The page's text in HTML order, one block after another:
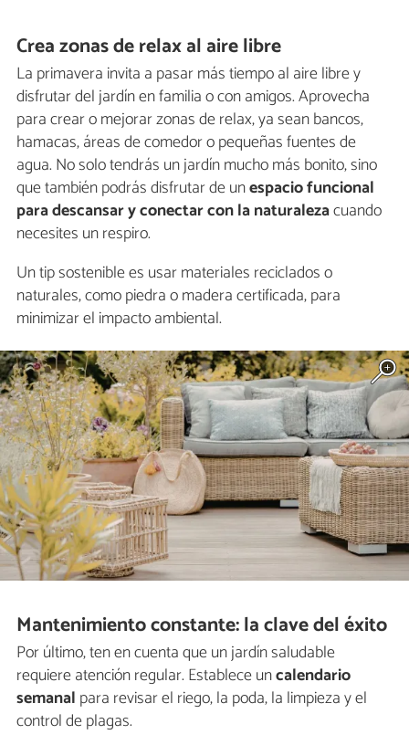
Crea zonas de relax al aire libre
La primavera invita a pasar más tiempo al aire libre y
disfrutar del jardín en familia o con amigos. Aprovecha
para crear o mejorar zonas de relax, ya sean bancos,
hamacas, áreas de comedor o pequeñas fuentes de
agua. No solo tendrás un jardín mucho más bonito, sino
que también podrás disfrutar de unespacio funcional
para descansar y conectar con la naturalezacuando
necesites un respiro.
Un tip sostenible es usar materiales reciclados o
naturales, como piedra o madera certificada, para
minimizar el impacto ambiental.
Mantenimiento constante: la clave del éxito
Por último, ten en cuenta que un jardín saludable
requiere atención regular. Establece uncalendario
semanal para revisar el riego, la poda, la limpieza y el
control de plagas.